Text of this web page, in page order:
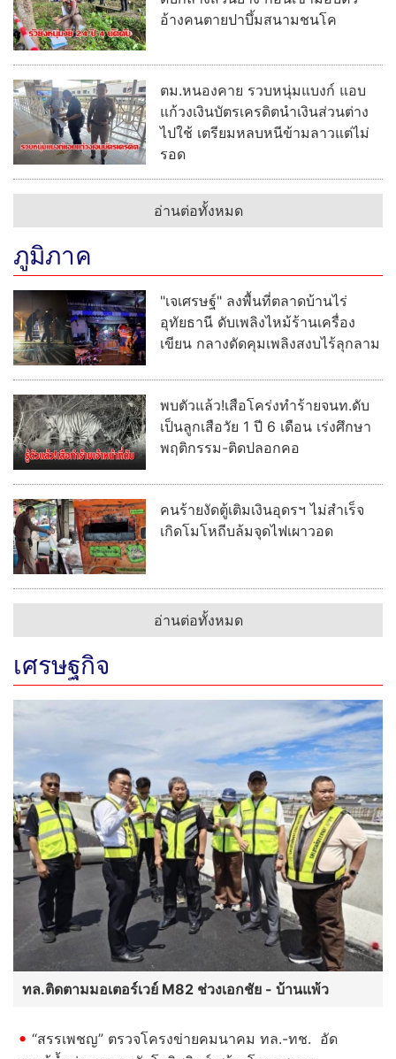
อ้างคนตายปาบึ้มสนามชนโค
ตม.หนองคาย รวบหนุ่มแบงก์ แอบ
แก้วงเงินบัตรเครดิตนำเงินส่วนต่าง
ไปใช้ เตรียมหลบหนีข้ามลาวแต่ไม่
รอด
อ่านต่อทั้งหมด
ภูมิภาค
"เจเศรษฐ์" ลงพื้นที่ตลาดบ้านไร่
อุทัยธานี ดับเพลิงไหม้ร้านเครื่อง
เขียน กลางดัดคุมเพลิงสงบไร้ลุกลาม
พบตัวแล้ว!เสือโคร่งทำร้ายจนท.ดับ
เป็นลูกเสือวัย 1 ปี 6 เดือน เร่งศึกษา
พฤติกรรม-ติดปลอกคอ
คนร้ายงัดตู้เติมเงินอุดรฯ ไม่สำเร็จ
เกิดโมโหถีบล้มจุดไฟเผาวอด
อ่านต่อทั้งหมด
เศรษฐกิจ
ทล.ติดตามมอเตอร์เวย์ M82 ช่วงเอกชัย - บ้านแพ้ว
“สรรเพชญ” ตรวจโครงข่ายคมนาคม ทล.-ทช. อัด